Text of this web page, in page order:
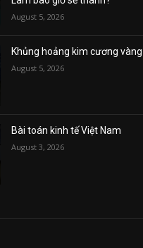
August 5, 2026
Khủng hoảng kim cương
August 5, 2026
Bài toán kinh tế Việt Nam
August 3, 2026